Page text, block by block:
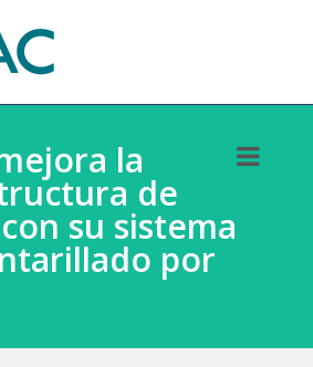
la
de
su sistema
por